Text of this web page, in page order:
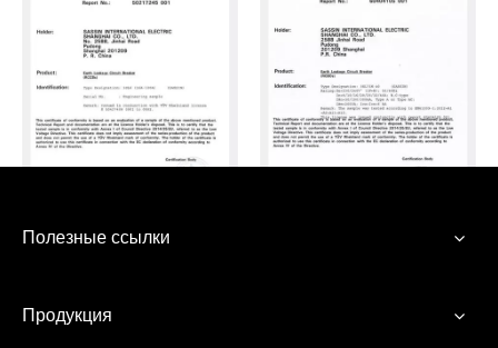
Полезные ссылки
Продукция